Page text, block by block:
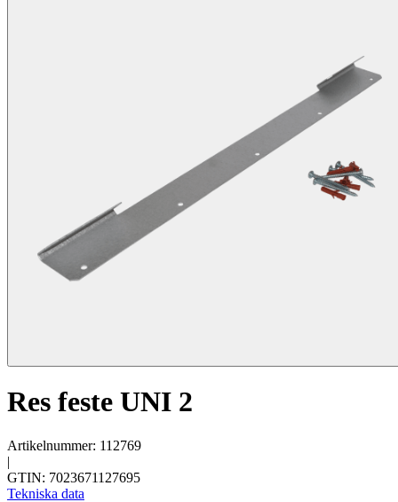
Res feste UNI 2
Artikelnummer: 112769
|
GTIN: 7023671127695
Tekniska data